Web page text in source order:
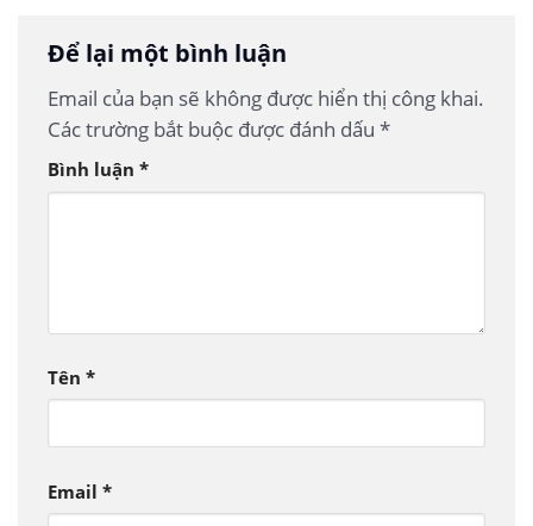
Để lại một bình luận
Email của bạn sẽ không được hiển thị công khai.
Các trường bắt buộc được đánh dấu *
Bình luận *
Tên *
Email *